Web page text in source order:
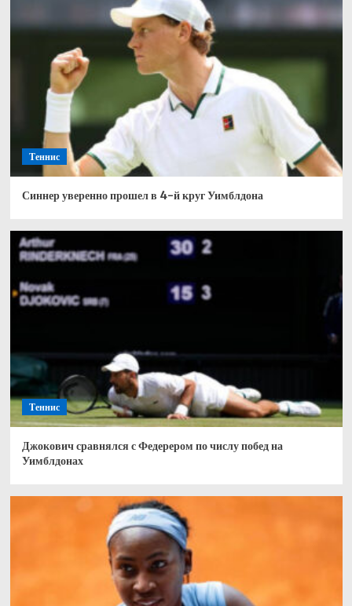
Теннис
Синнер уверенно прошел в 4-й круг Уимблдона
Теннис
Джокович сравнялся с Федерером по числу побед на
Уимблдонах